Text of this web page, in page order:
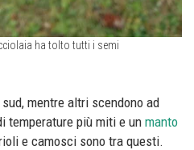
ha tolto tutti i semi
mentre altri scendono ad
temperature più miti e un manto
e camosci sono tra questi.